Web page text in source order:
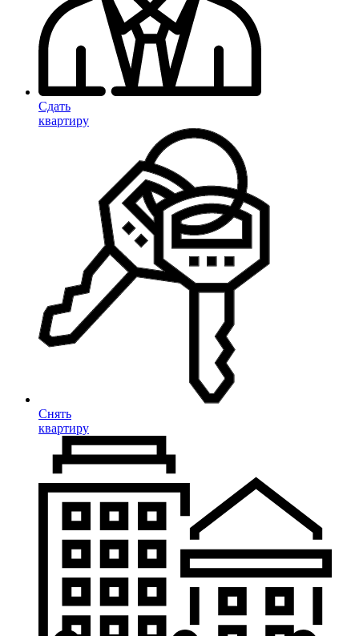
Сдать
квартиру
Снять
квартиру